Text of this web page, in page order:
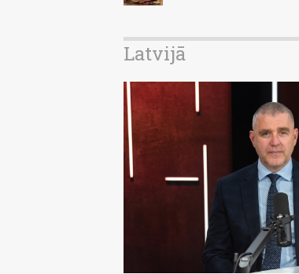
Latvijā